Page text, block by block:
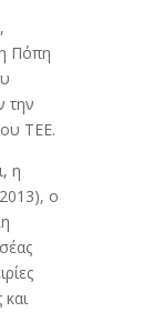
Πόπη
την
ΤΕΕ.
η
ο